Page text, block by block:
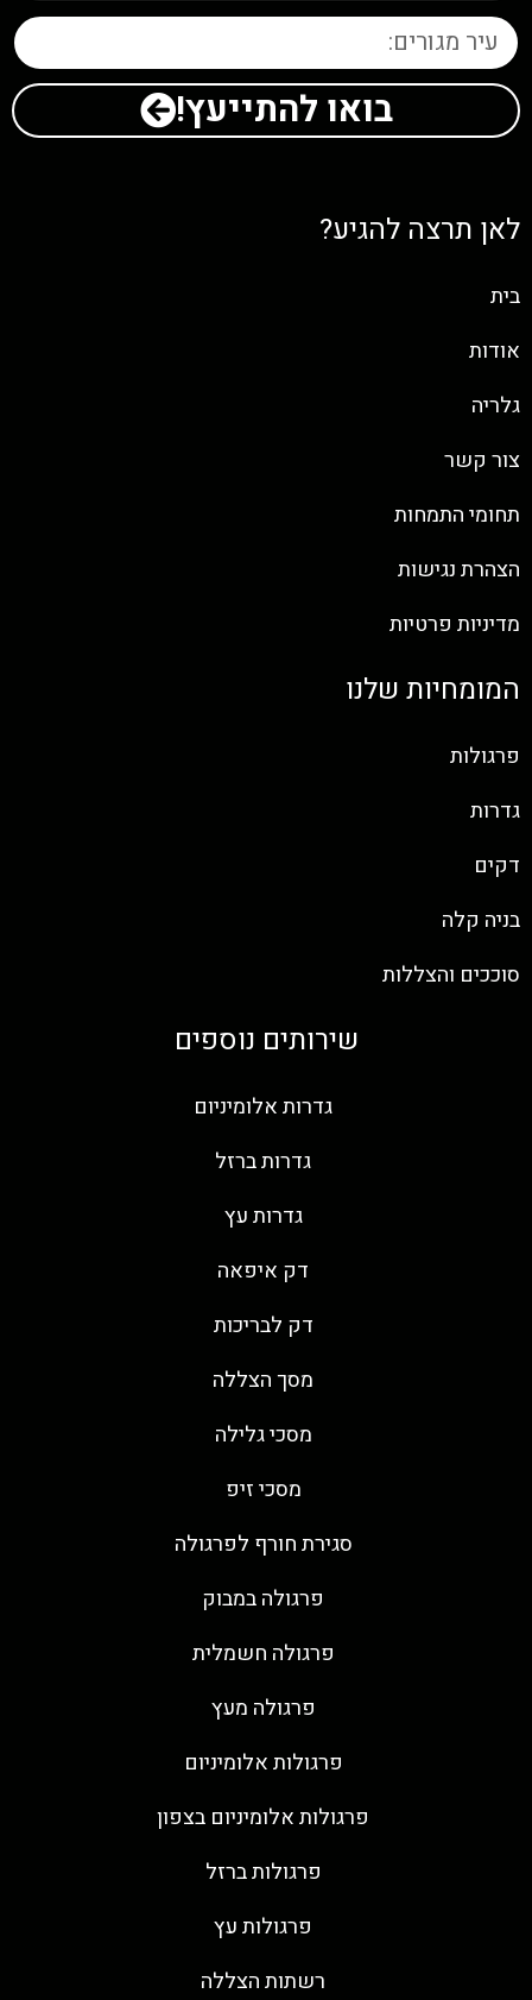
בואו להתייעץ!
לאן תרצה להגיע?
בית
אודות
גלריה
צור קשר
תחומי התמחות
הצהרת נגישות
מדיניות פרטיות
המומחיות שלנו
פרגולות
גדרות
דקים
בניה קלה
סוככים והצללות
שירותים נוספים
גדרות אלומיניום
גדרות ברזל
גדרות עץ
דק איפאה
דק לבריכות
מסך הצללה
מסכי גלילה
מסכי זיפ
סגירת חורף לפרגולה
פרגולה במבוק
פרגולה חשמלית
פרגולה מעץ
פרגולות אלומיניום
פרגולות אלומיניום בצפון
פרגולות ברזל
פרגולות עץ
רשתות הצללה